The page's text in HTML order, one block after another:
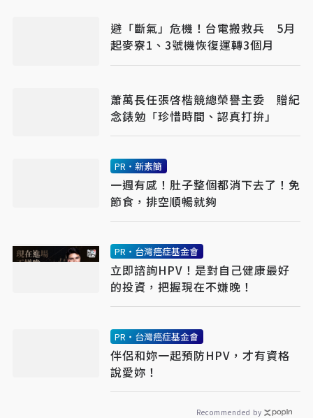
避「斷氣」危機！台電搬救兵 5月
起麥寮1、3號機恢復運轉3個月
蕭萬長任張啓楷競總榮譽主委 贈紀
念錶勉「珍惜時間、認真打拚」
PR・新素簡
一週有感！肚子整個都消下去了！免
節食，排空順暢就夠
PR・台灣癌症基金會
立即諮詢HPV！是對自己健康最好
的投資，把握現在不嫌晚！
PR・台灣癌症基金會
伴侶和妳一起預防HPV，才有資格
說愛妳！
Recommended by